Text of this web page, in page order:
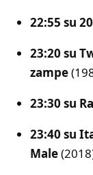
22:55 su
23:20 su
zampe
23:30 su
23:40 su
Male